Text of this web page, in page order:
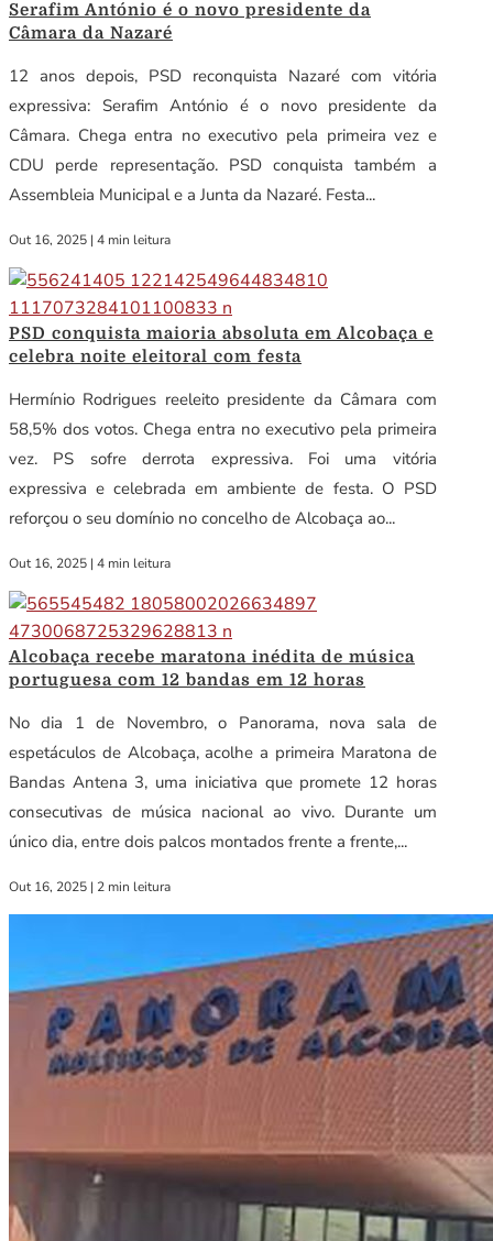
Serafim António é o novo presidente da
Câmara da Nazaré
12 anos depois, PSD reconquista Nazaré com vitória
expressiva: Serafim António é o novo presidente da
Câmara. Chega entra no executivo pela primeira vez e
CDU perde representação. PSD conquista também a
Assembleia Municipal e a Junta da Nazaré. Festa...
Out 16, 2025 | 4 min leitura
PSD conquista maioria absoluta em Alcobaça e
celebra noite eleitoral com festa
Hermínio Rodrigues reeleito presidente da Câmara com
58,5% dos votos. Chega entra no executivo pela primeira
vez. PS sofre derrota expressiva. Foi uma vitória
expressiva e celebrada em ambiente de festa. O PSD
reforçou o seu domínio no concelho de Alcobaça ao...
Out 16, 2025 | 4 min leitura
Alcobaça recebe maratona inédita de música
portuguesa com 12 bandas em 12 horas
No dia 1 de Novembro, o Panorama, nova sala de
espetáculos de Alcobaça, acolhe a primeira Maratona de
Bandas Antena 3, uma iniciativa que promete 12 horas
consecutivas de música nacional ao vivo. Durante um
único dia, entre dois palcos montados frente a frente,...
Out 16, 2025 | 2 min leitura